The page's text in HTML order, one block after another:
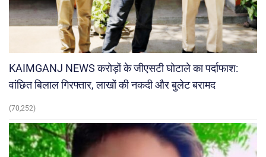
KAIMGANJ NEWS करोड़ों के जीएसटी घोटाले का पर्दाफाश:
वांछित बिलाल गिरफ्तार, लाखों की नकदी और बुलेट बरामद
(70,252)